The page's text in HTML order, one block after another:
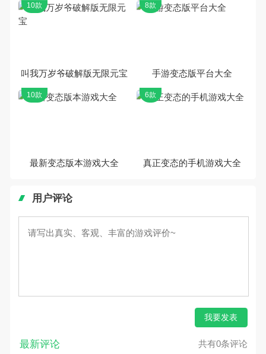
叫我万岁爷破解版无限元宝
10款
手游变态版平台大全
8款
最新变态版本游戏大全
10款
真正变态的手机游戏大全
6款
用户评论
我要发表
最新评论 共有0条评论